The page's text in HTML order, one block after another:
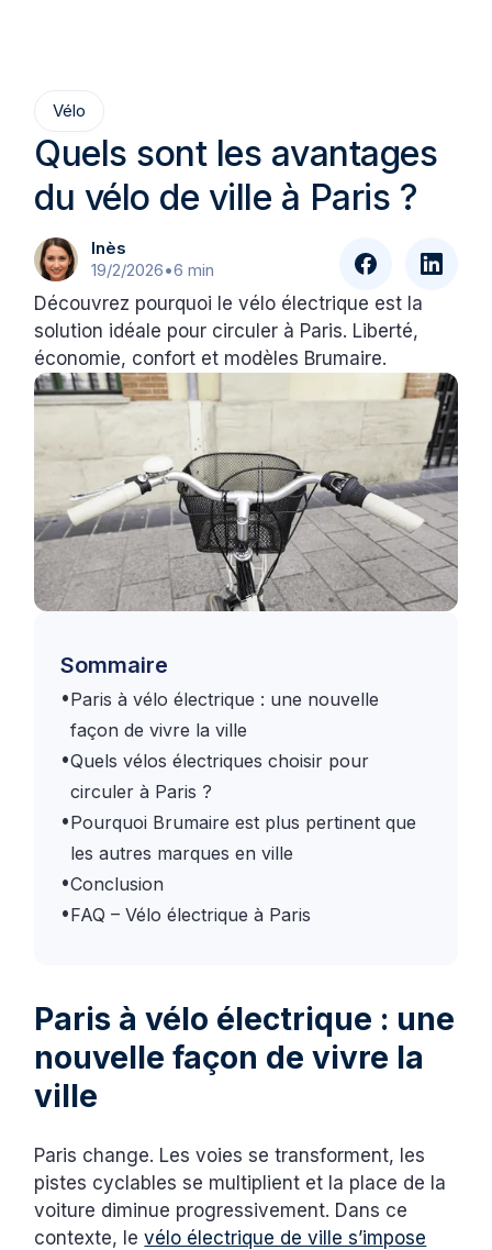
Vélo
Quels sont les avantages
du vélo de ville à Paris ?
Inès
19/2/2026•6 min
Découvrez pourquoi le vélo électrique est la
solution idéale pour circuler à Paris. Liberté,
économie, confort et modèles Brumaire.
Sommaire
•Paris à vélo électrique : une nouvelle
façon de vivre la ville
•Quels vélos électriques choisir pour
circuler à Paris ?
•Pourquoi Brumaire est plus pertinent que
les autres marques en ville
•Conclusion
•FAQ – Vélo électrique à Paris
Paris à vélo électrique : une
nouvelle façon de vivre la
ville
Paris change. Les voies se transforment, les
pistes cyclables se multiplient et la place de la
voiture diminue progressivement. Dans ce
contexte, levélo électrique de ville s’impose